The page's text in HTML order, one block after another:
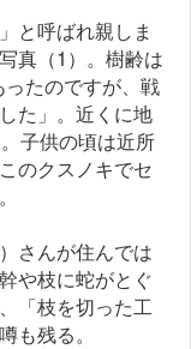
と呼ばれ親しま
真（1）。樹齢は
たのですが、戦
た」。近くに地
子供の頃は近所
のクスノキでセ
さんが住んでは
や枝に蛇がとぐ
「枝を切った工
も残る。